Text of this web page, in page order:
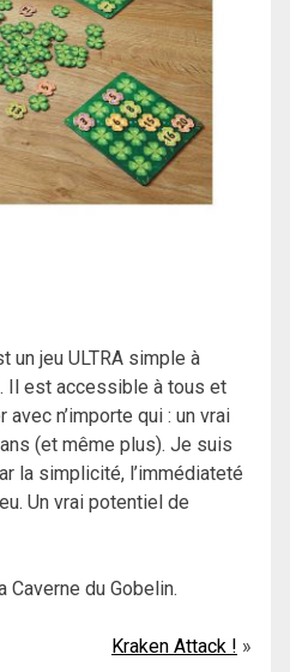
un jeu ULTRA simple à
Il est accessible à tous et
n’importe qui : un vrai
(et même plus). Je suis
la simplicité, l’immédiateté
Un vrai potentiel de
Caverne du Gobelin.
Kraken Attack !